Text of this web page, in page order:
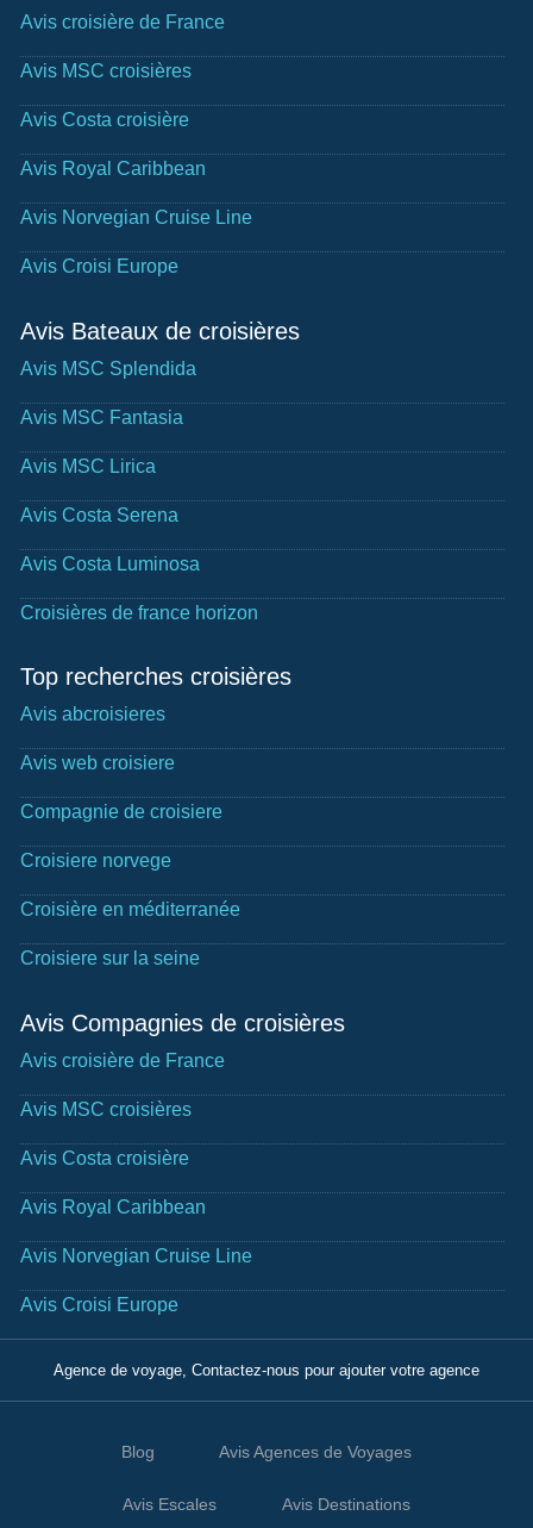
Avis croisière de France
Avis MSC croisières
Avis Costa croisière
Avis Royal Caribbean
Avis Norvegian Cruise Line
Avis Croisi Europe
Avis Bateaux de croisières
Avis MSC Splendida
Avis MSC Fantasia
Avis MSC Lirica
Avis Costa Serena
Avis Costa Luminosa
Croisières de france horizon
Top recherches croisières
Avis abcroisieres
Avis web croisiere
Compagnie de croisiere
Croisiere norvege
Croisière en méditerranée
Croisiere sur la seine
Avis Compagnies de croisières
Avis croisière de France
Avis MSC croisières
Avis Costa croisière
Avis Royal Caribbean
Avis Norvegian Cruise Line
Avis Croisi Europe
Agence de voyage, Contactez-nous pour ajouter votre agence
Blog Avis Agences de Voyages
Avis Escales Avis Destinations